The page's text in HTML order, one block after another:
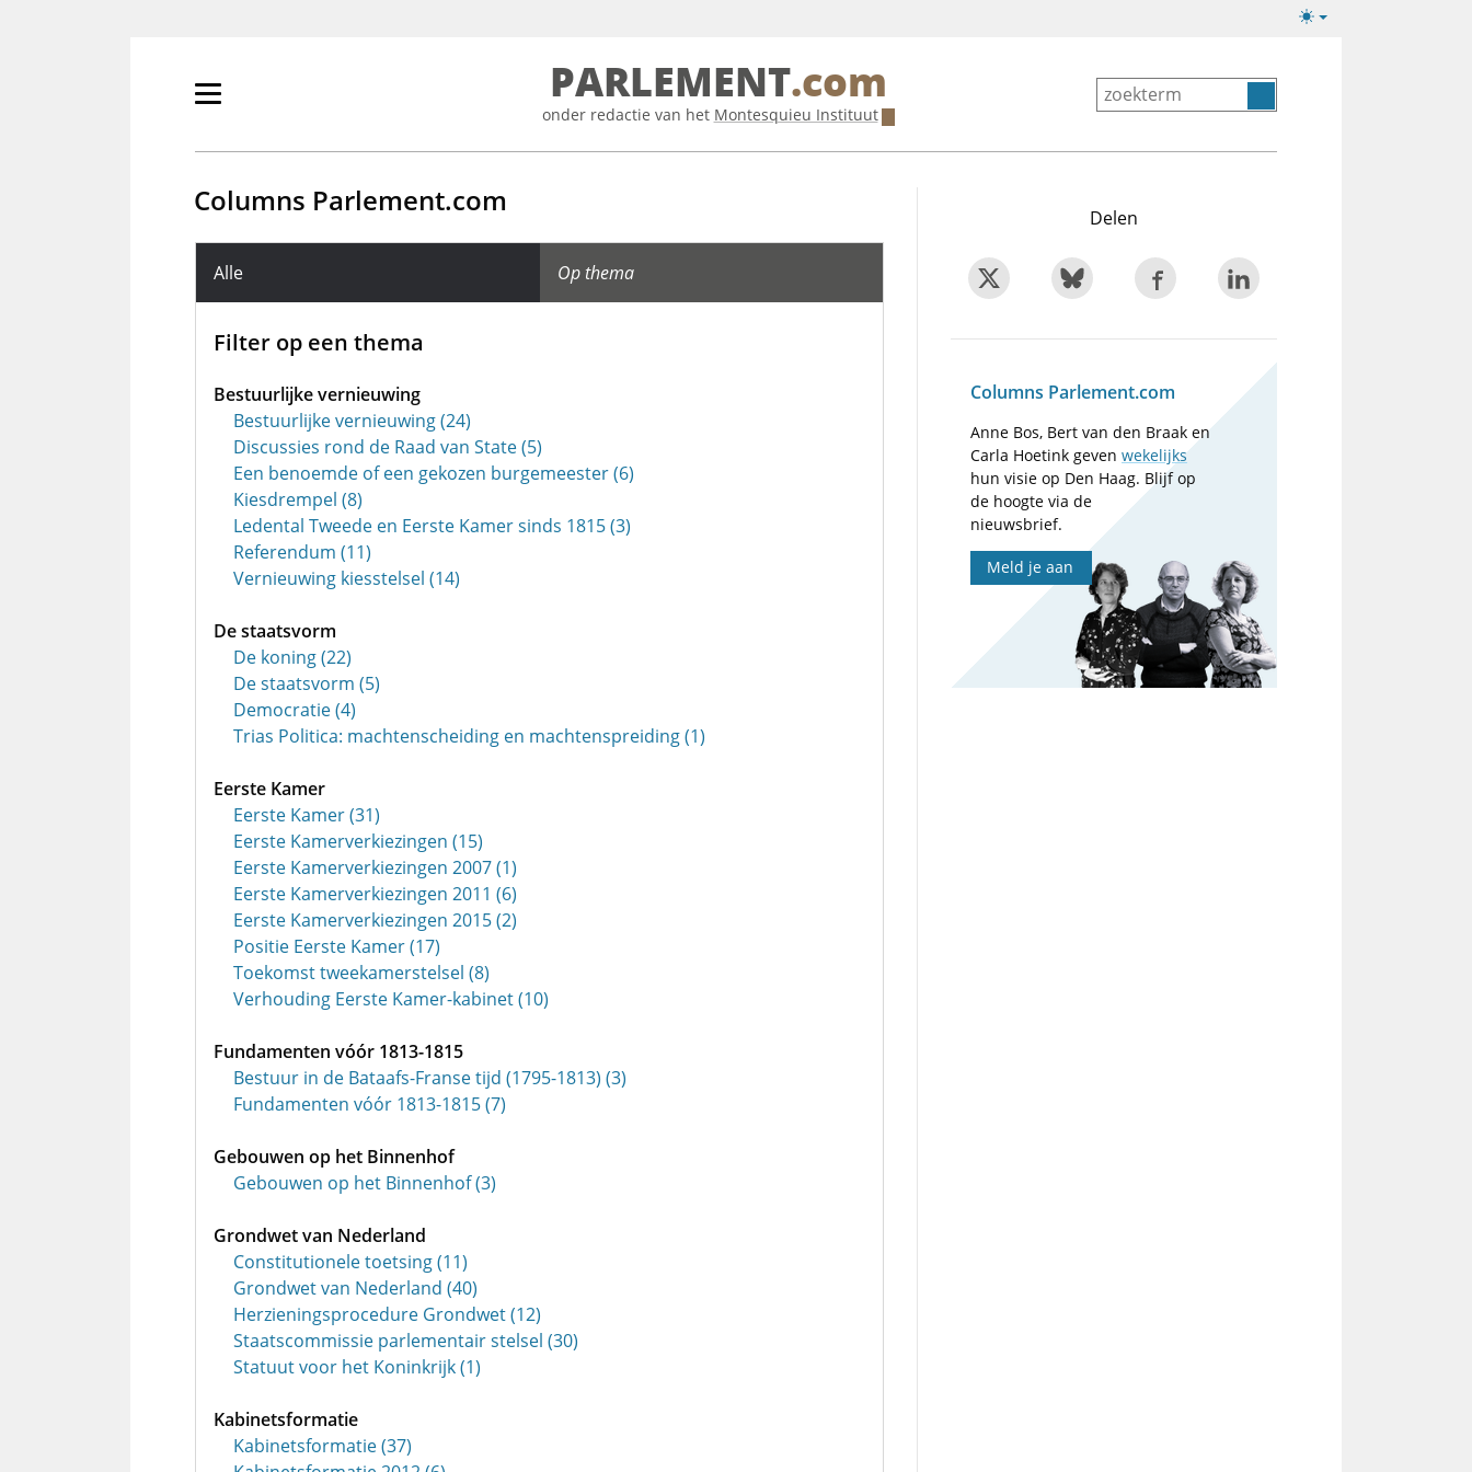
Lichte/donkere
Primair
tonen/verbergen
PARLEMENT.com
onder redactie van het Montesquieu Instituut
Foutmelding
Columns Parlement.com
Alle Op thema
Filter op een thema
Bestuurlijke vernieuwing
Bestuurlijke vernieuwing (24)
Discussies rond de Raad van State (5)
Een benoemde of een gekozen burgemeester (6)
Kiesdrempel (8)
Ledental Tweede en Eerste Kamer sinds 1815 (3)
Referendum (11)
Vernieuwing kiesstelsel (14)
De staatsvorm
De koning (22)
De staatsvorm (5)
Democratie (4)
Trias Politica: machtenscheiding en machtenspreiding (1)
Eerste Kamer
Eerste Kamer (31)
Eerste Kamerverkiezingen (15)
Eerste Kamerverkiezingen 2007 (1)
Eerste Kamerverkiezingen 2011 (6)
Eerste Kamerverkiezingen 2015 (2)
Positie Eerste Kamer (17)
Toekomst tweekamerstelsel (8)
Verhouding Eerste Kamer-kabinet (10)
Fundamenten vóór 1813-1815
Bestuur in de Bataafs-Franse tijd (1795-1813) (3)
Fundamenten vóór 1813-1815 (7)
Gebouwen op het Binnenhof
Gebouwen op het Binnenhof (3)
Grondwet van Nederland
Constitutionele toetsing (11)
Grondwet van Nederland (40)
Herzieningsprocedure Grondwet (12)
Staatscommissie parlementair stelsel (30)
Statuut voor het Koninkrijk (1)
Kabinetsformatie
Kabinetsformatie (37)
Delen
Columns Parlement.com
Anne Bos, Bert van den Braak en
Carla Hoetink gevenwekelijks
hun visie op Den Haag. Blijf op
de hoogte via de
nieuwsbrief.
Meld je aan